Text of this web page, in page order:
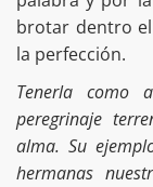
brotar dentro
la perfección.
Tenerla como
peregrinaje
alma. Su
hermanas